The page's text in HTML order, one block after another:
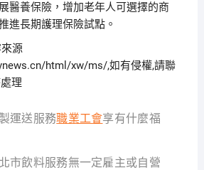
醫養保險，增加老年人可選擇的商
進長期護理保險試點。
源
html/xw/ms/,如有侵權,請聯
理
運送服務職業工會享有什麼福
市飲料服務無一定雇主或自營